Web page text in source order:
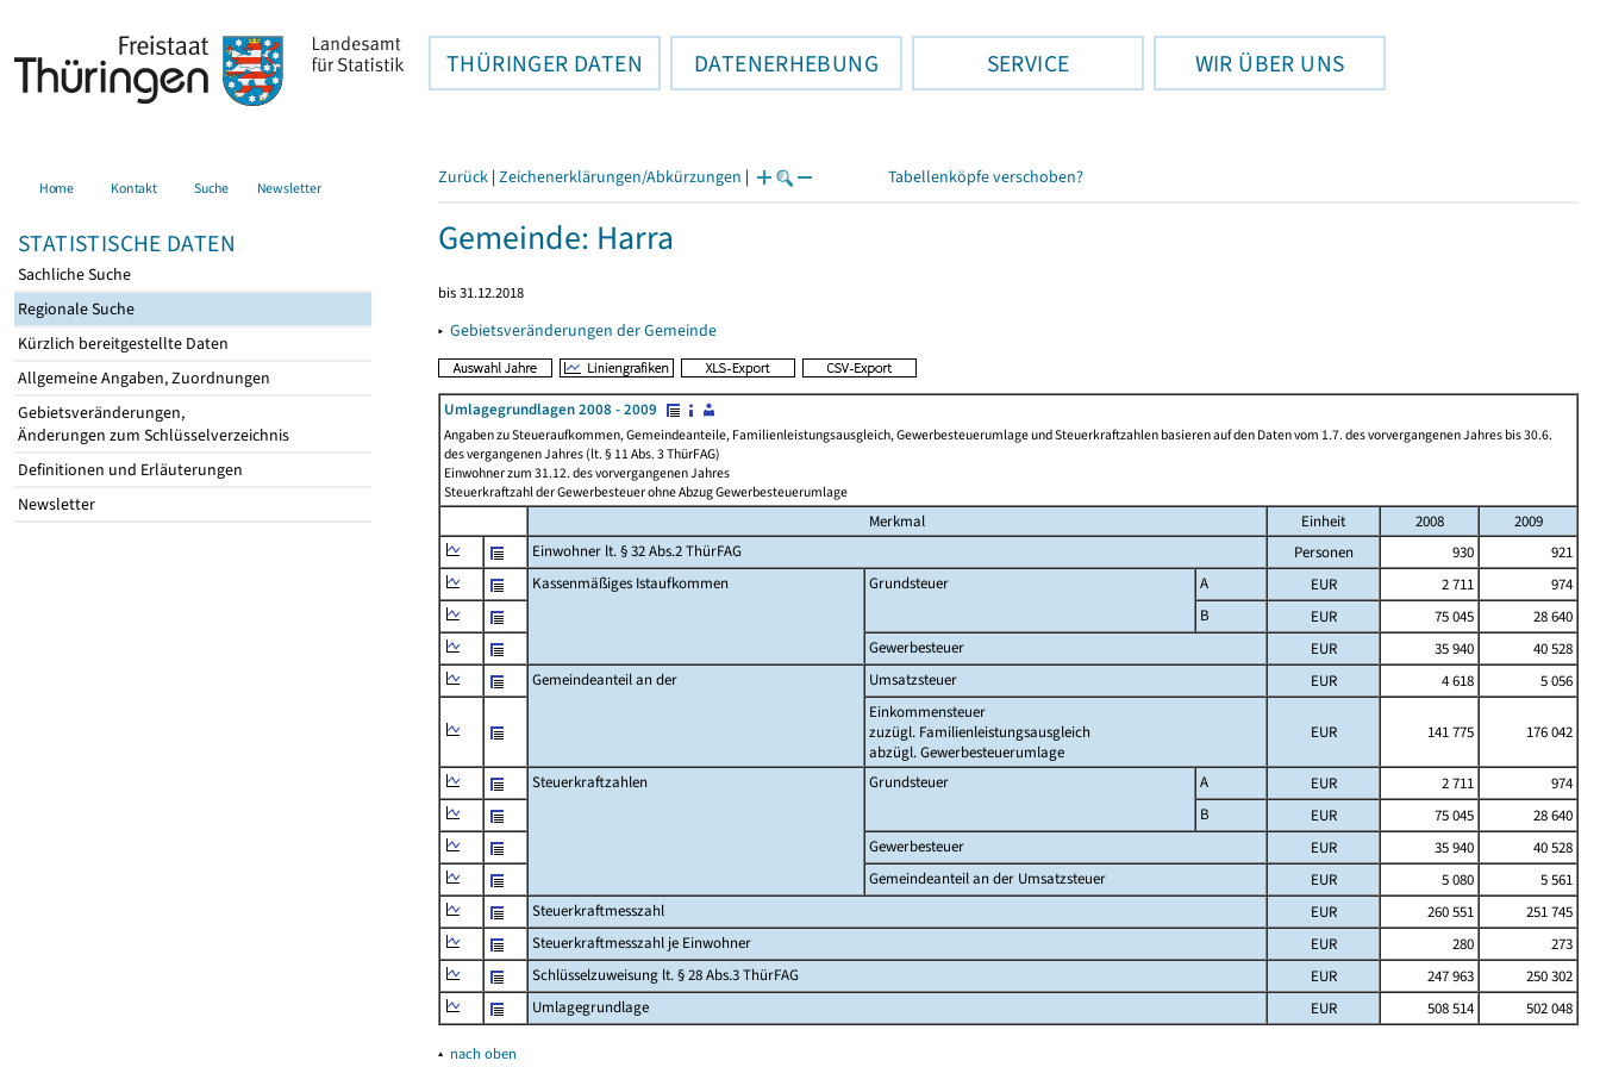
THÜRINGER DATEN DATENERHEBUNG SERVICE WIR ÜBER UNS
Home Kontakt Suche Newsletter
STATISTISCHE DATEN
Sachliche Suche
Regionale Suche
Kürzlich bereitgestellte Daten
Allgemeine Angaben, Zuordnungen
Gebietsveränderungen,
Änderungen zum Schlüsselverzeichnis
Definitionen und Erläuterungen
Newsletter
Zurück | Zeichenerklärungen/Abkürzungen | Tabellenköpfe verschoben?
Gemeinde: Harra
bis 31.12.2018
▸ Gebietsveränderungen der Gemeinde
Umlagegrundlagen 2008 - 2009
Angaben zu Steueraufkommen, Gemeindeanteile, Familienleistungsausgleich, Gewerbesteuerumlage und Steuerkraftzahlen basieren auf den Daten vom 1.7. des vorvergangenen Jahres bis 30.6.
des vergangenen Jahres (lt. § 11 Abs. 3 ThürFAG)
Einwohner zum 31.12. des vorvergangenen Jahres
Steuerkraftzahl der Gewerbesteuer ohne Abzug Gewerbesteuerumlage
Merkmal Einheit 2008
2009
Einwohner lt. § 32 Abs.2 ThürFAG
Personen 930
921
Kassenmäßiges Istaufkommen
Grundsteuer A EUR 2 711
974
B
EUR 75 045
28 640
Gewerbesteuer
EUR 35 940
40 528
Gemeindeanteil an der
Umsatzsteuer EUR 4 618
5 056
Einkommensteuer
zuzügl. Familienleistungsausgleich
abzügl. Gewerbesteuerumlage
EUR 141 775 176 042
Steuerkraftzahlen Grundsteuer A EUR 2 711
974
B
EUR 75 045
28 640
Gewerbesteuer
EUR 35 940
40 528
Gemeindeanteil an der Umsatzsteuer
EUR 5 080
5 561
Steuerkraftmesszahl
EUR 260 551
251 745
Steuerkraftmesszahl je Einwohner
EUR 280
273
Schlüsselzuweisung lt. § 28 Abs.3 ThürFAG
EUR 247 963
250 302
Umlagegrundlage
EUR 508 514 502 048
▴ nach oben